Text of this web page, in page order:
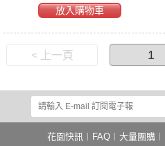
放入購物車
< 上一頁
花園快訊 FAQ 大量團購